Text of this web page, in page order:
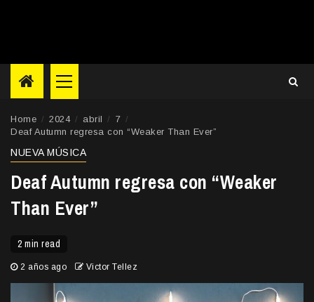
Primary
Menu
Home 2024 abril
7
Deaf Autumn regresa con “Weaker Than Ever”
NUEVA MÚSICA
Deaf Autumn regresa con “Weaker
Than Ever”
2 min read
2 años ago Victor Tellez